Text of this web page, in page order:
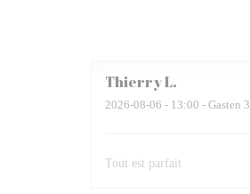
ThierryL
2026-08-06 - 13:00 - Gasten 3
Tout est parfait